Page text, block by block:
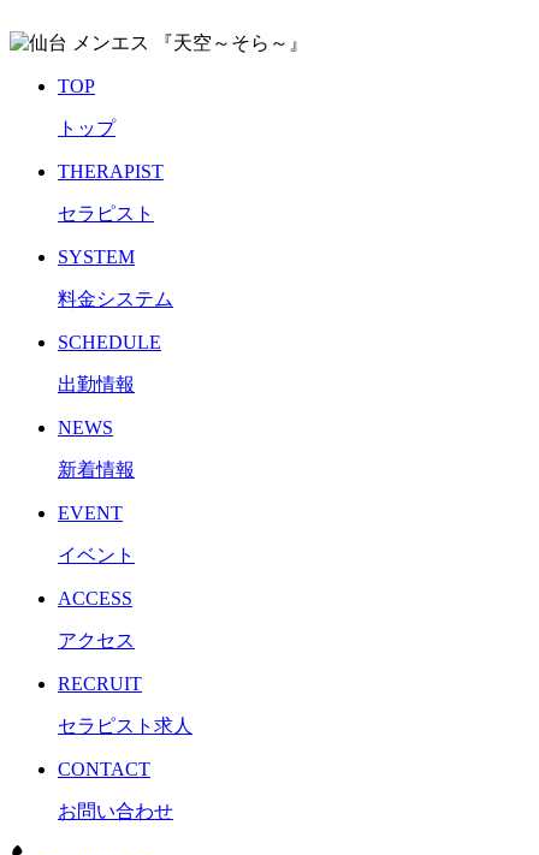
TOP
トップ
THERAPIST
セラピスト
SYSTEM
料金システム
SCHEDULE
出勤情報
NEWS
新着情報
EVENT
イベント
ACCESS
アクセス
RECRUIT
セラピスト求人
CONTACT
お問い合わせ